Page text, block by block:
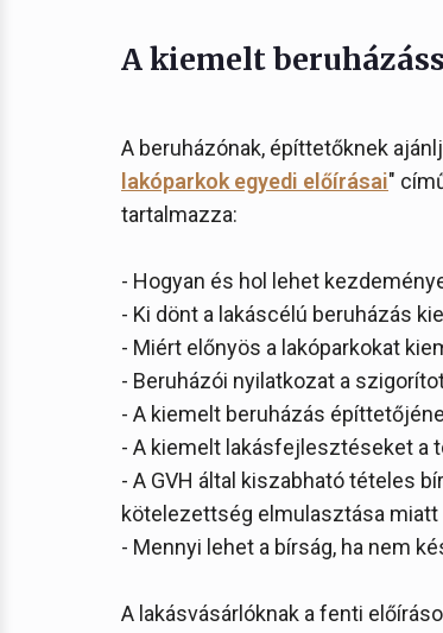
A kiemelt
A beruházónak, építtetőknek
lakóparkok egyedi előírásai"
tartalmazza:
- Hogyan és hol lehet
- Ki dönt a lakáscélú beruházás
- Miért előnyös a lakóparkokat
- Beruházói nyilatkozat a
- A kiemelt beruházás
- A kiemelt lakásfejlesztéseket a
- A GVH által kiszabható tételes
kötelezettség elmulasztása miatt
- Mennyi lehet a bírság, ha nem
A lakásvásárlóknak a fenti